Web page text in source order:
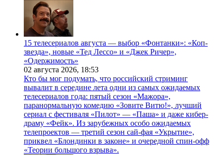
15 телесериалов августа — выбор «Фонтанки»: «Коп-
звезда», новые «Тед Лессо» и «Джек Ричер»,
«Одержимость»
02 августа 2026, 18:53
Кто бы мог подумать, что российский стриминг
вывалит в середине лета одни из самых ожидаемых
телесериалов года: пятый сезон «Мажора»,
паранормальную комедию «Зовите Витю!», лучший
сериал с фестиваля «Пилот» — «Паша» и даже кибер-
драму «Фейк». Из зарубежных особо ожидаемых
телепроектов — третий сезон сай-фая «Укрытие»,
приквел «Блондинки в законе» и очередной спин-офф
«Теории большого взрыва».